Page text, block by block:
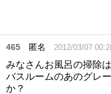
465 匿名 2012/03/07
みなさんお風呂の掃除
バスルームのあのグレ
か？